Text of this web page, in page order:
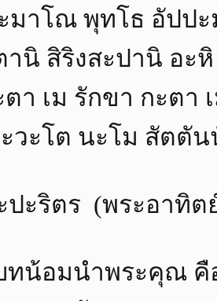
ณ พุทโธ อัปปะม
นิ สิริงสะปานิ อะ
า เม รักขา กะต
วะโต นะโม สัตตั
ปะริตร (พระอาทิต
มนำพระคุณ คือ